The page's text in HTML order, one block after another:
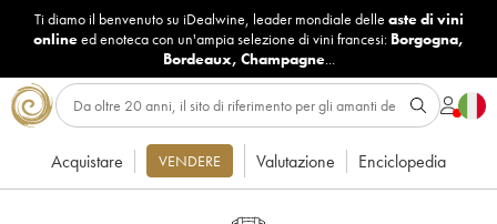
Ti diamo il benvenuto su iDealwine, leader mondiale delle aste di vini
onlineed enoteca con un'ampia selezione di vini francesi: Borgogna,
Bordeaux, Champagne...
Acquistare VENDERE Valutazione Enciclopedia